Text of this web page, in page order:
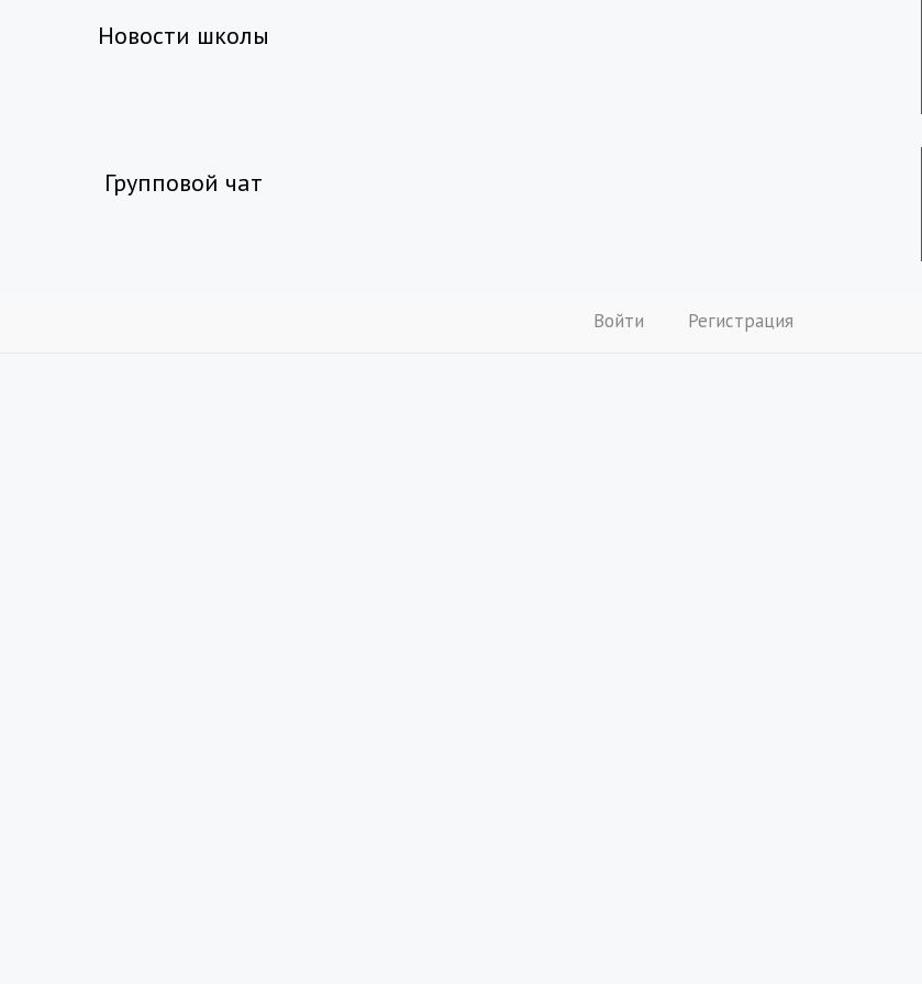
Новости школы
Групповой чат
Войти Регистрация